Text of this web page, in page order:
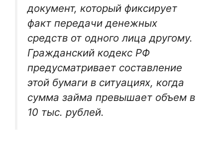
документ, который фиксирует
факт передачи денежных
средств от одного лица другому.
Гражданский кодекс РФ
предусматривает составление
этой бумаги в ситуациях, когда
сумма займа превышает объем в
10 тыс. рублей.